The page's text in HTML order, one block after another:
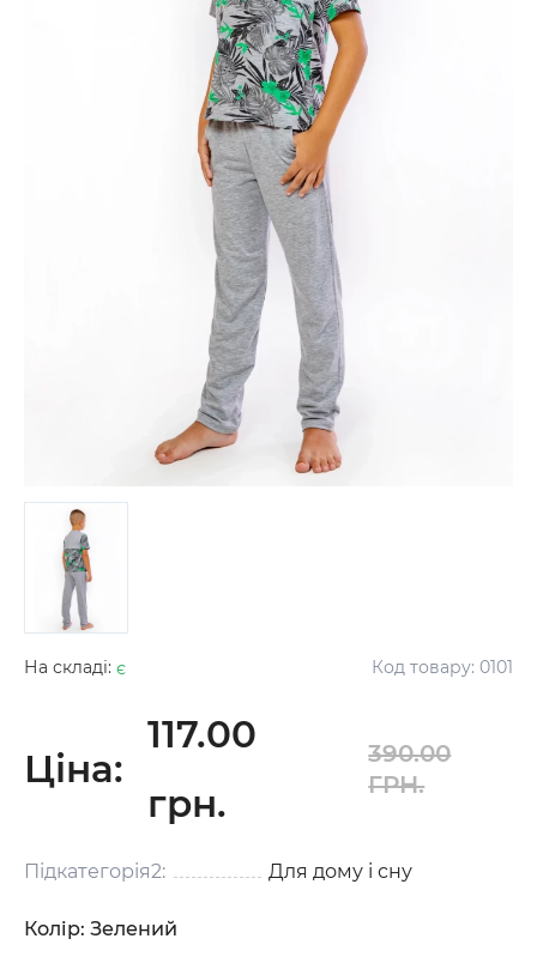
На складі: є Код товару: 0101
Ціна:
117.00
грн.
390.00
ГРН.
Підкатегорія2: Для дому і сну
Колір: Зелений